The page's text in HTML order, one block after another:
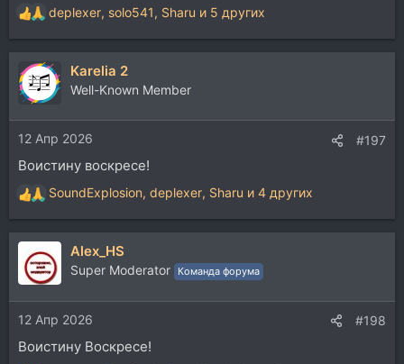
Р
е
а
к
ц
и
и
:
deplexer, solo541, Sharu и 5 других
Karelia 2
Well-Known Member
12 Апр 2026 #197
Воистину воскресе!
Р
е
а
ц
и
и
:
SoundExplosion, deplexer, Sharu и 4 других
Alex_HS
Super Moderator Команда форума
12 Апр 2026 #198
Воистину Воскресе!